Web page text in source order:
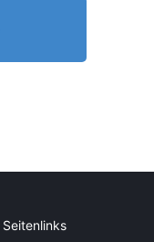
Seitenlinks